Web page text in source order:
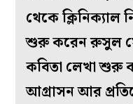
থেকে ক্লিনিক্যাল
শুরু করেন রুসুল
কবিতা লেখা শুরু
আগ্রাসন আর